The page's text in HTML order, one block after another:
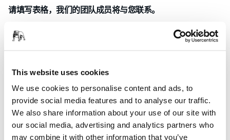
This website uses cookies
We use cookies to personalise content and ads, to
provide social media features and to analyse our traffic.
We also share information about your use of our site with
our social media, advertising and analytics partners who
may combine it with other information that you’ve
请填写表格，我们的团队成员将与您联系。